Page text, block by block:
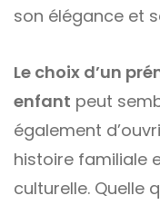
son élégance et
Le choix d’un
enfant peut
également
histoire familiale
culturelle. Quelle